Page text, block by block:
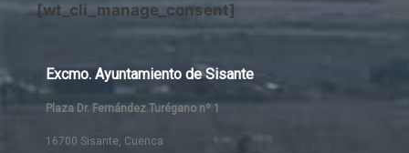
[wt_cli_manage_consent]
Excmo. Ayuntamiento de Sisante
Plaza Dr. Fernández Turégano nº 1
16700 Sisante, Cuenca